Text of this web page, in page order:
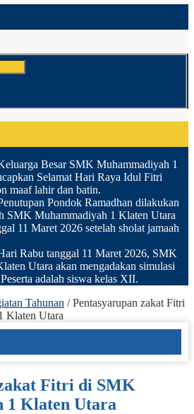
Besar SMK Muhammadiyah 1
Selamat Hari Raya Idul Fitri
maaf lahir dan batin.
Pondok Ramadhan dilakukan
SMK Muhammadiyah 1 Klaten Utara
11 Maret 2026 setelah sholat jamaah
Rabu tanggal 11 Maret 2026, SMK
Utara akan mengadakan simulasi
adalah siswa kelas XII.
Tahunan /Pentasyarupan zakat Fitri
Klaten Utara
Fitri di SMK
1 Klaten Utara